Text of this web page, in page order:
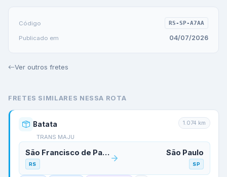
Código RS-SP-A7AA
Publicado em 04/07/2026
Ver outros fretes
FRETES SIMILARES NESSA ROTA
Batata
TRANS MAJU
1.074 km
São Francisco de Paula
RS
São Paulo
SP